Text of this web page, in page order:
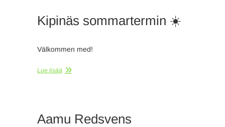
Kipinäs sommartermin ☀️
Välkommen med!
Lue lisää
Aamu Redsvens